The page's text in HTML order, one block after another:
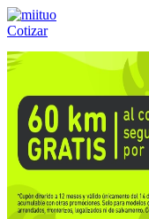
Cotizar
Llámanos al:(55) 84-21-